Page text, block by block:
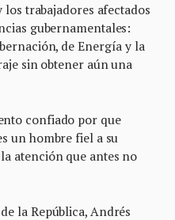
los trabajadores afectados
gubernamentales:
de Energía y la
sin obtener aún una
confiado por que
un hombre fiel a su
atención que antes no
la República, Andrés